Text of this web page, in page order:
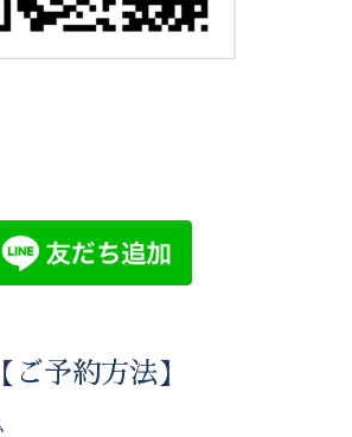
【ご予約方法】